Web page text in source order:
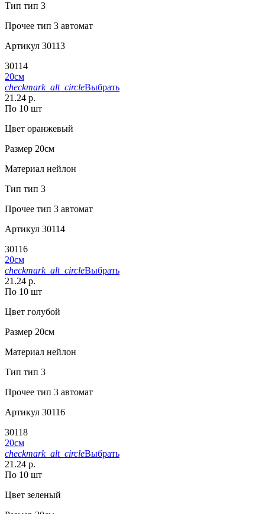
Тип тип 3
Прочее тип 3 автомат
Артикул 30113
30114
20см
checkmark_alt_circleВыбрать
21.24 р.
По 10 шт
Цвет оранжевый
Размер 20см
Материал нейлон
Тип тип 3
Прочее тип 3 автомат
Артикул 30114
30116
20см
checkmark_alt_circleВыбрать
21.24 р.
По 10 шт
Цвет голубой
Размер 20см
Материал нейлон
Тип тип 3
Прочее тип 3 автомат
Артикул 30116
30118
20см
checkmark_alt_circleВыбрать
21.24 р.
По 10 шт
Цвет зеленый